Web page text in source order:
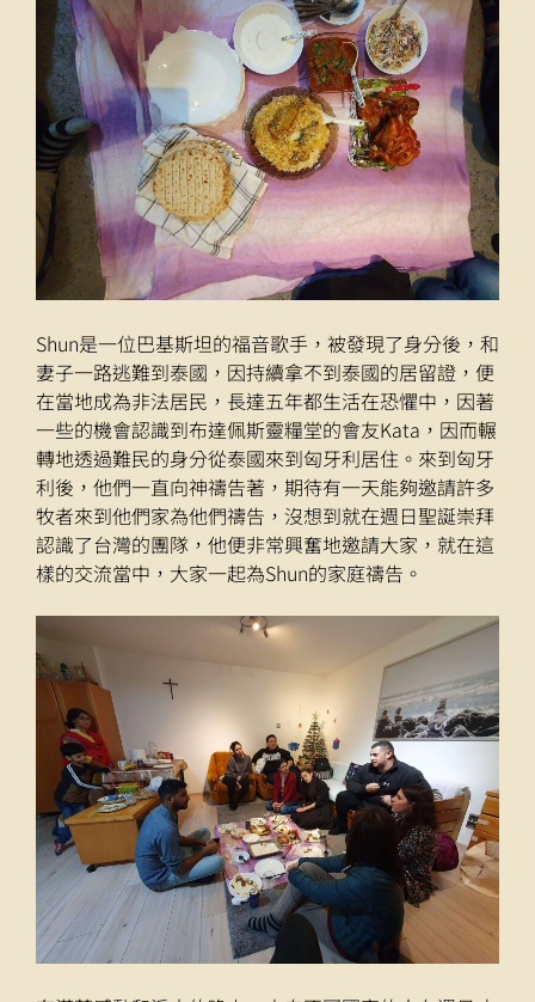
Shun是一位巴基斯坦的福音歌手，被發現了身分後，和
妻子一路逃難到泰國，因持續拿不到泰國的居留證，便
在當地成為非法居民，長達五年都生活在恐懼中，因著
一些的機會認識到布達佩斯靈糧堂的會友Kata，因而輾
轉地透過難民的身分從泰國來到匈牙利居住。來到匈牙
利後，他們一直向神禱告著，期待有一天能夠邀請許多
牧者來到他們家為他們禱告，沒想到就在週日聖誕崇拜
認識了台灣的團隊，他便非常興奮地邀請大家，就在這
樣的交流當中，大家一起為Shun的家庭禱告。